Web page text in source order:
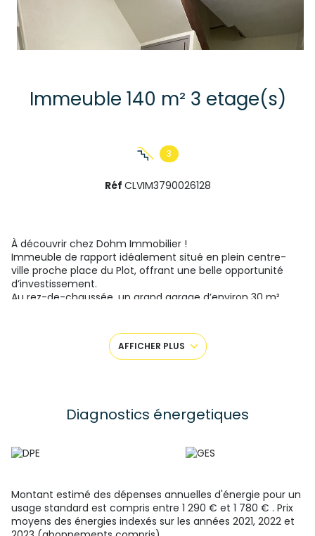
Immeuble 140 m² 3 etage(s)
3
Réf CLVIM3790026128
À découvrir chez Dohm Immobilier !
Immeuble de rapport idéalement situé en plein centre-
ville proche place du Plot, offrant une belle opportunité
d’investissement.
Au rez-de-chaussée, un grand garage d’environ 30 m²,
chauffage électrique. Loué 350 euros par mois avec
charges comprises.
Le dernier niveau propose un duplex T3, comprenant deux
Pour plus d'informations, contactez Lisa CRESPY au O6 40
8979872800011. SAS FF Immobilier conseils 33 boulevard
Maréchal Fayolle 43000 Le Puy-en-Velay Gérant : Mr Faure
11/04/2027. Les honoraires sont à la charge du vendeur.
AFFICHER PLUS
Diagnostics énergetiques
Montant estimé des dépenses annuelles d'énergie pour un
usage standard est compris entre 1 290 € et 1 780 € . Prix
moyens des énergies indexés sur les années 2021, 2022 et